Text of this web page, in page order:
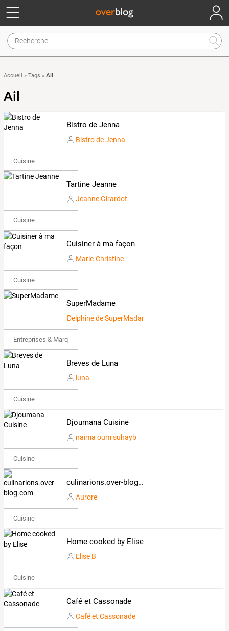
Accueil » Tags » Ail
Ail
Bistro de Jenna
Bistro de Jenna
Cuisine
Tartine Jeanne
Jeanne Girardot
Cuisine
Cuisiner à ma façon
Marie-Christine
Cuisine
SuperMadame
Delphine de SuperMadame
Entreprises & Marques
Breves de Luna
luna
Cuisine
Djoumana Cuisine
naima oum suhayb
Cuisine
culinarions.over-blog.com
Aurore
Cuisine
Home cooked by Elise
Elise B
Cuisine
Café et Cassonade
Café et Cassonade